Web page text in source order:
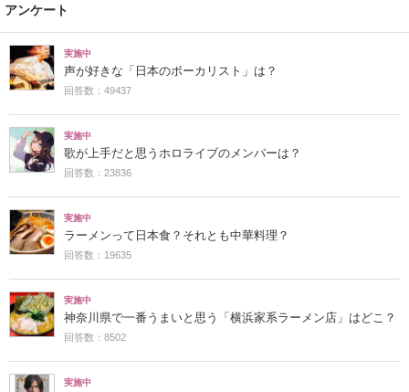
アンケート
実施中
声が好きな「日本のボーカリスト」は？
回答数：49437
実施中
歌が上手だと思うホロライブのメンバーは？
回答数：23836
実施中
ラーメンって日本食？それとも中華料理？
回答数：19635
実施中
神奈川県で一番うまいと思う「横浜家系ラーメン店」はどこ？
回答数：8502
実施中